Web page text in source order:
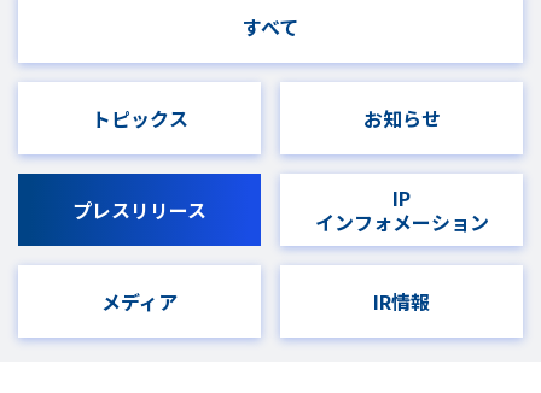
すべて
トピックス お知らせ
プレスリリース
IP
インフォメーション
メディア IR情報